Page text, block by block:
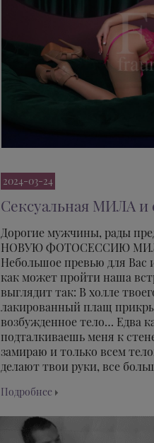
2024-03-24
Сексуальная МИЛА и
Дорогие мужчины, рады
НОВУЮ ФОТОСЕССИЮ
Небольшое превью для
как может пройти наша
выглядит так: В холле
лакированный плащ
возбужденное тело… Едва
подталкиваешь меня к
замираю и только всем
делают твои руки, все
Подробнее